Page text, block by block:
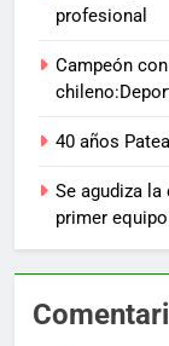
profesional
Campeón
40 años
Se agudiza la
primer